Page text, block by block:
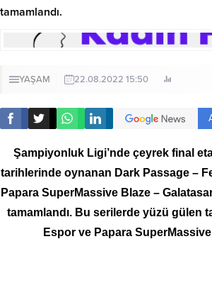
tamamlandı.
YAŞAM 22.08.2022 15:50
Şampiyonluk Ligi’nde çeyrek final
tarihlerinde oynanan Dark Passage –
Papara SuperMassive Blaze –
tamamlandı. Bu serilerde yüzü gülen
Espor ve Papara